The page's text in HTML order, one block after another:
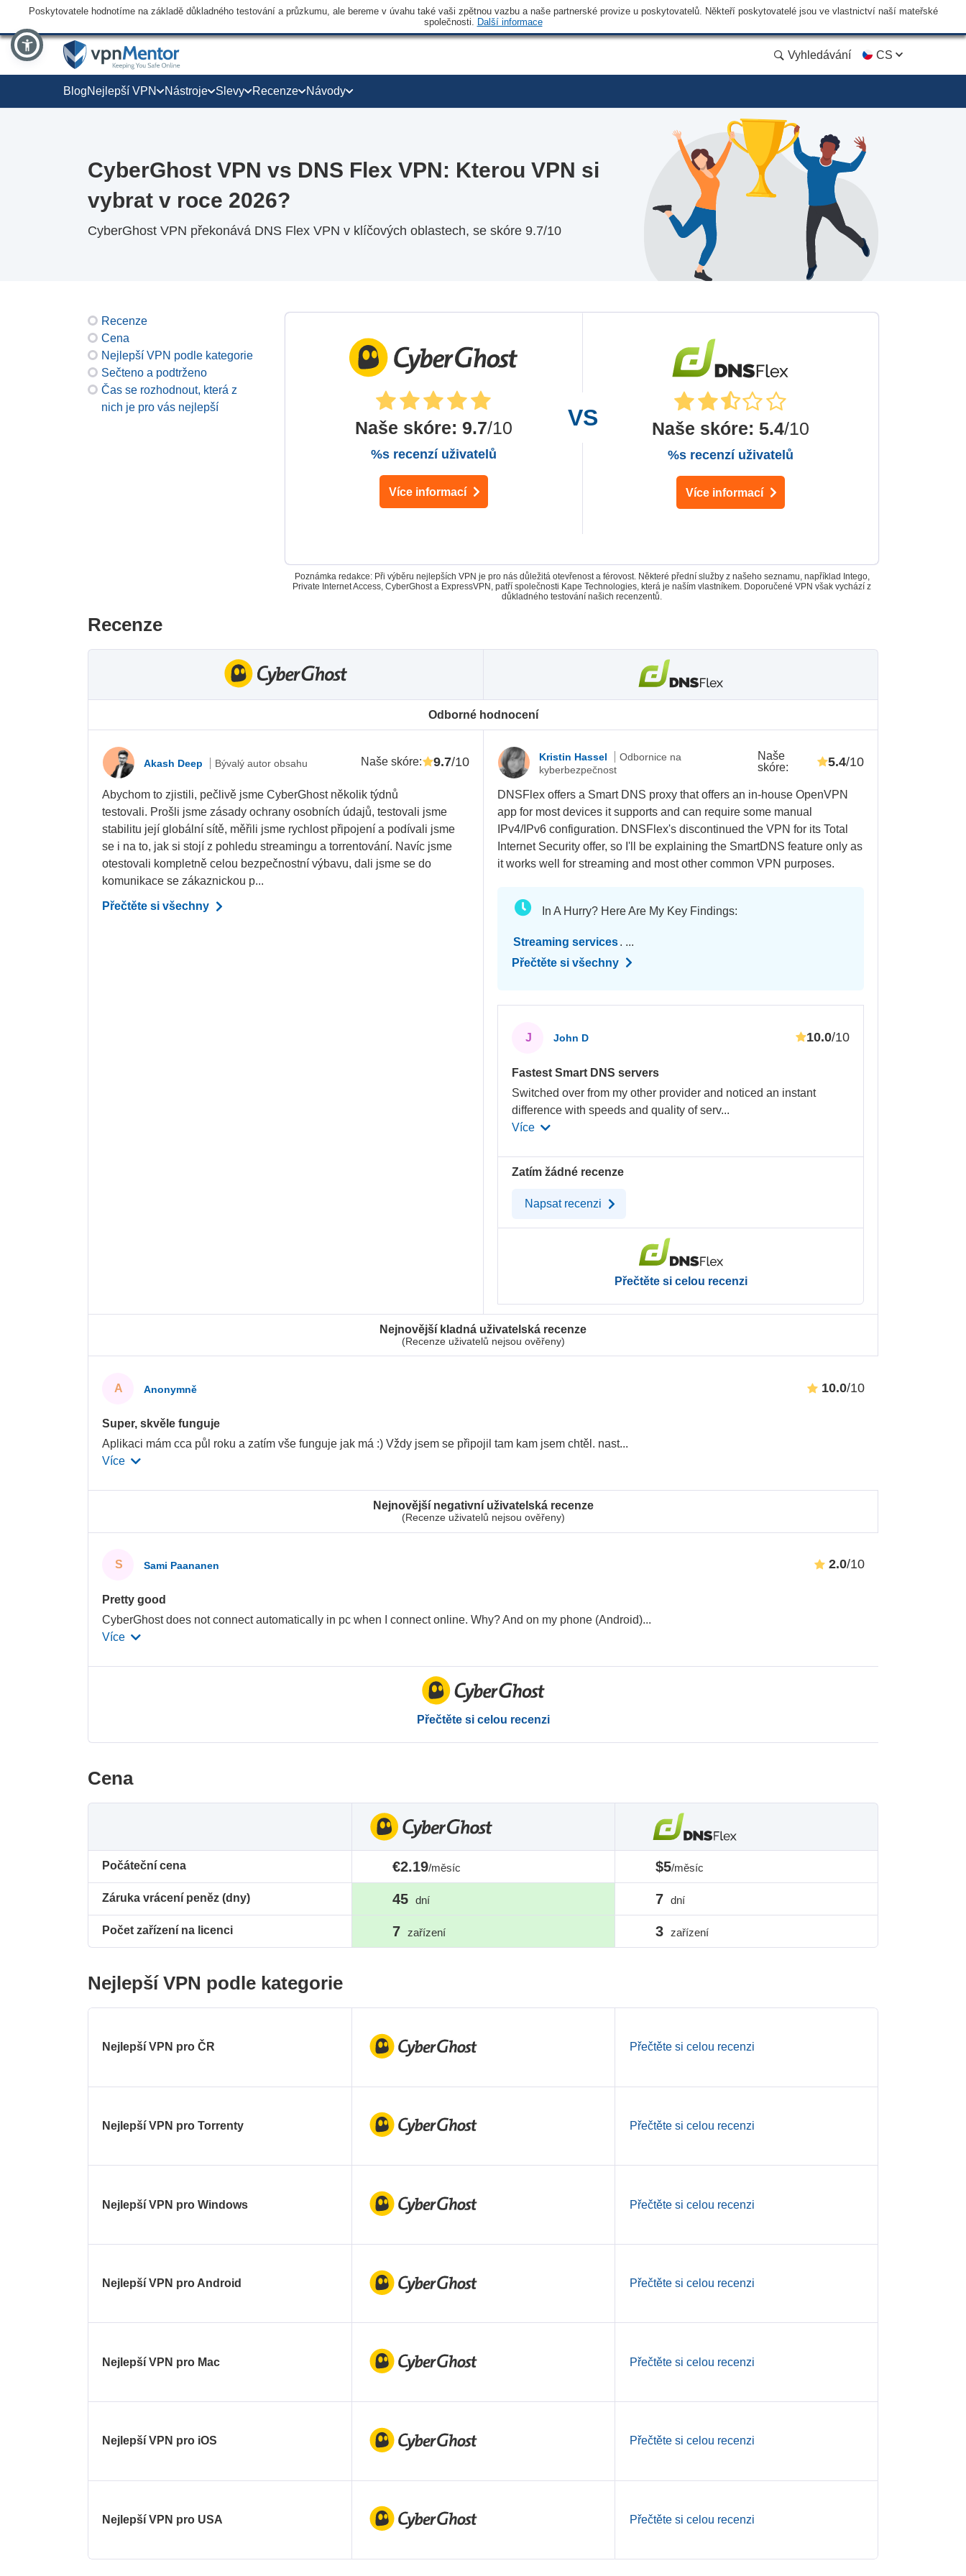
Poskytovatele hodnotíme na základě důkladného testování a průzkumu, ale bereme v úvahu také vaši zpětnou vazbu a naše partnerské provize u poskytovatelů. Někteří poskytovatelé jsou ve vlastnictví naší mateřské
společnosti. Další informace
Vyhledávání CS
BlogNejlepší VPN Nástroje Slevy Recenze Návody
CyberGhost VPN vs DNS Flex VPN: Kterou VPN si
vybrat v roce 2026?
CyberGhost VPN překonává DNS Flex VPN v klíčových oblastech, se skóre 9.7/10
Recenze
Cena
Nejlepší VPN podle kategorie
Sečteno a podtrženo
Čas se rozhodnout, která z
nich je pro vás nejlepší
Naše skóre: 9.7/10
%s recenzí uživatelů
Více informací
Naše skóre: 5.4/10
%s recenzí uživatelů
Více informací
Poznámka redakce: Při výběru nejlepších VPN je pro nás důležitá otevřenost a férovost. Některé přední služby z našeho seznamu, například Intego,
Private Internet Access, CyberGhost a ExpressVPN, patří společnosti Kape Technologies, která je naším vlastníkem. Doporučené VPN však vychází z
důkladného testování našich recenzentů.
Recenze
Odborné hodnocení
Nejnovější kladná uživatelská recenze
(Recenze uživatelů nejsou ověřeny)
Nejnovější negativní uživatelská recenze
(Recenze uživatelů nejsou ověřeny)
Akash Deep Bývalý autor obsahu Naše skóre: 9.7/10
Abychom to zjistili, pečlivě jsme CyberGhost několik týdnů
testovali. Prošli jsme zásady ochrany osobních údajů, testovali jsme
stabilitu její globální sítě, měřili jsme rychlost připojení a podívali jsme
se i na to, jak si stojí z pohledu streamingu a torrentování. Navíc jsme
otestovali kompletně celou bezpečnostní výbavu, dali jsme se do
komunikace se zákaznickou p...
Přečtěte si všechny
A Anonymně 10.0/10
Super, skvěle funguje
Aplikaci mám cca půl roku a zatím vše funguje jak má :) Vždy jsem se připojil tam kam jsem chtěl. nast...
Více
S Sami Paananen 2.0/10
Pretty good
CyberGhost does not connect automatically in pc when I connect online. Why? And on my phone (Android)...
Více
Přečtěte si celou recenzi
Kristin Hassel
Odbornice na
kyberbezpečnost
Naše
skóre: 5.4/10
DNSFlex offers a Smart DNS proxy that offers an in-house OpenVPN
app for most devices it supports and can require some manual
IPv4/IPv6 configuration. DNSFlex's discontinued the VPN for its Total
Internet Security offer, so I'll be explaining the SmartDNS feature only as
it works well for streaming and most other common VPN purposes.
In A Hurry? Here Are My Key Findings:
Streaming services. ...
Přečtěte si všechny
J John D 10.0/10
Fastest Smart DNS servers
Switched over from my other provider and noticed an instant
difference with speeds and quality of serv...
Více
Zatím žádné recenze
Napsat recenzi
Přečtěte si celou recenzi
Cena
Počáteční cena
Záruka vrácení peněz (dny)
Počet zařízení na licenci
€2.19/měsíc
45 dní
7 zařízení
$5/měsíc
7 dní
3 zařízení
Nejlepší VPN podle kategorie
Nejlepší VPN pro ČR Přečtěte si celou recenzi
Nejlepší VPN pro Torrenty Přečtěte si celou recenzi
Nejlepší VPN pro Windows Přečtěte si celou recenzi
Nejlepší VPN pro Android Přečtěte si celou recenzi
Nejlepší VPN pro Mac Přečtěte si celou recenzi
Nejlepší VPN pro iOS Přečtěte si celou recenzi
Nejlepší VPN pro USA Přečtěte si celou recenzi